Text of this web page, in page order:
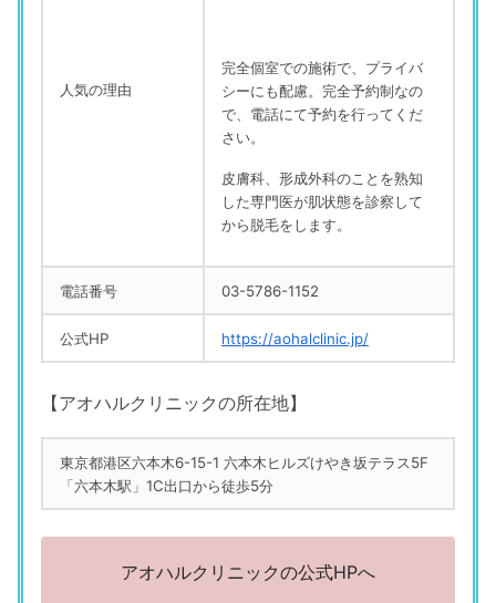
人気の理由
完全個室での施術で、プライバ
シーにも配慮。完全予約制なの
で、電話にて予約を行ってくだ
さい。
皮膚科、形成外科のことを熟知
した専門医が肌状態を診察して
から脱毛をします。
電話番号 03-5786-1152
公式HP https://aohalclinic.jp/
【アオハルクリニックの所在地】
東京都港区六本木6-15-1 六本木ヒルズけやき坂テラス5F
「六本木駅」1C出口から徒歩5分
アオハルクリニックの公式HPへ